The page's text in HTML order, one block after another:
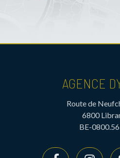
AGENCE
Route de
6800
BE-